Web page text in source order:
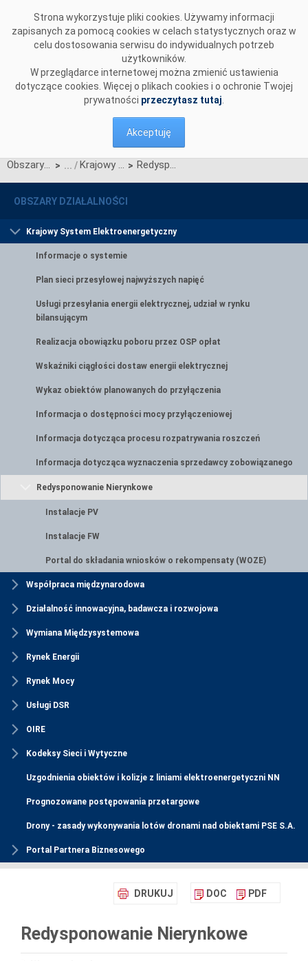
Strona wykorzystuje pliki cookies. Używamy informacji
zapisanych za pomocą cookies w celach statystycznych oraz w
celu dostosowania serwisu do indywidualnych potrzeb
użytkowników.
W przeglądarce internetowej można zmienić ustawienia
dotyczące cookies. Więcej o plikach cookies i o ochronie Twojej
prywatności przeczytasz tutaj
Akceptuję
Obszary działalności > Krajowy System Elektroenergetyczny > Redysponowanie Nierynkowe
OBSZARY DZIAŁALNOŚCI
Krajowy System Elektroenergetyczny
Informacje o systemie
Plan sieci przesyłowej najwyższych napięć
Usługi przesyłania energii elektrycznej, udział w rynku
bilansującym
Realizacja obowiązku poboru przez OSP opłat
Wskaźniki ciągłości dostaw energii elektrycznej
Wykaz obiektów planowanych do przyłączenia
Informacja o dostępności mocy przyłączeniowej
Informacja dotycząca procesu rozpatrywania roszczeń
Informacja dotycząca wyznaczenia sprzedawcy zobowiązanego
Redysponowanie Nierynkowe
Instalacje PV
Instalacje FW
Portal do składania wniosków o rekompensaty (WOZE)
Współpraca międzynarodowa
Działalność innowacyjna, badawcza i rozwojowa
Wymiana Międzysystemowa
Rynek Energii
Rynek Mocy
Usługi DSR
OIRE
Kodeksy Sieci i Wytyczne
Uzgodnienia obiektów i kolizje z liniami elektroenergetyczni NN
Prognozowane postępowania przetargowe
Drony - zasady wykonywania lotów dronami nad obiektami PSE S.A.
Portal Partnera Biznesowego
DRUKUJ DOC PDF
Redysponowanie Nierynkowe